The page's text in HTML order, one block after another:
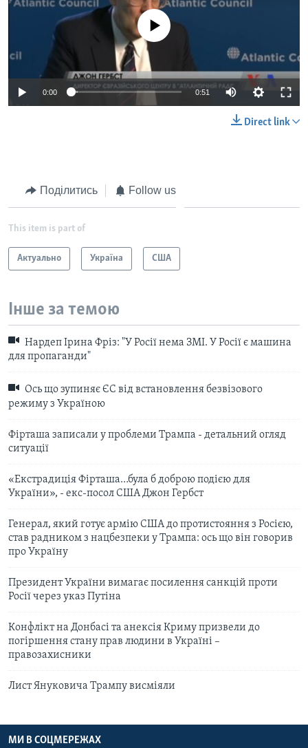
No media source currently available
0:00 0:51
Direct link
Поділитись Follow us
This item is part of
Актуально Україна США
Інше за темою
Нардеп Ірина Фріз: "У Росії нема ЗМІ. У Росії є машина
для пропаганди"
Ось що зупиняє ЄС від встановлення безвізового
режиму з Україною
Фірташа записали у проблеми Трампа - детальний огляд
ситуації
«Екстрадиція Фірташа…була б доброю подією для
України», - екс-посол США Джон Гербст
Генерал, який готує армію США до протистояння з Росією,
став радником з нацбезпеки у Трампа: ось що він говорив
про Україну
Президент України вимагає посилення санкцій проти
Росії через указ Путіна
Конфлікт на Донбасі та анексія Криму призвели до
погіршення стану прав людини в Україні –
правозахисники
Лист Януковича Трампу висміяли
МИ В СОЦМЕРЕЖАХ